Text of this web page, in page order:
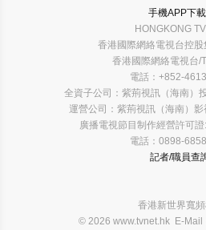
手機APP下載
HONGKONG
香港國際網絡電視台控股
香港國際網絡電視台/
電話：+852-
全資子公司：紫荊視訊（海南）
運營公司：紫荊視訊（海南）影
廣播電視節目制作經營許可
電話：0898-
記者/職員查
香港新世界寬
© 2026 www.tvnet.hk E-Mail